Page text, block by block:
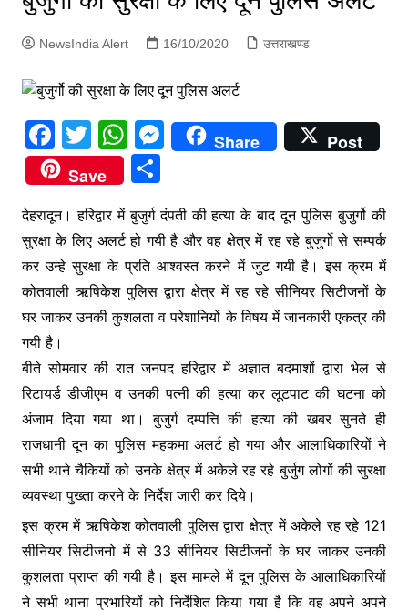
NewsIndia Alert 16/10/2020 उत्तराखण्ड
F
a
c
e
b
o
o
k
T
w
itt
er
W
h
at
s
A
p
p
M
e
s
e
n
g
Share
Post
Save
S
ar
e
देहरादून। हरिद्वार में बुजुर्ग दंपती की हत्या के बाद दून पुलिस बुजुर्गो की
सुरक्षा के लिए अलर्ट हो गयी है और वह क्षेत्र में रह रहे बुजुर्गो से सम्पर्क
कर उन्हे सुरक्षा के प्रति आश्वस्त करने में जुट गयी है। इस क्रम में
कोतवाली ऋषिकेश पुलिस द्वारा क्षेत्र में रह रहे सीनियर सिटीजनों के
घर जाकर उनकी कुशलता व परेशानियों के विषय में जानकारी एकत्र की
गयी है।
बीते सोमवार की रात जनपद हरिद्वार में अज्ञात बदमाशों द्वारा भेल से
रिटायर्ड डीजीएम व उनकी पत्नी की हत्या कर लूटपाट की घटना को
अंजाम दिया गया था। बुजुर्ग दम्पत्ति की हत्या की खबर सुनते ही
राजधानी दून का पुलिस महकमा अलर्ट हो गया और आलाधिकारियों ने
सभी थाने चैकियों को उनके क्षेत्र में अकेले रह रहे बुर्जुग लोगों की सुरक्षा
व्यवस्था पुख्ता करने के निर्देश जारी कर दिये।
इस क्रम में ऋषिकेश कोतवाली पुलिस द्वारा क्षेत्र में अकेले रह रहे 121
सीनियर सिटीजनो में से 33 सीनियर सिटीजनों के घर जाकर उनकी
कुशलता प्राप्त की गयी है। इस मामले में दून पुलिस के आलाधिकारियों
ने सभी थाना प्रभारियों को निर्देशित किया गया है कि वह अपने अपने
p